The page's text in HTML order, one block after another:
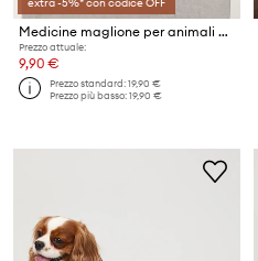
Medicine maglione per animali domestici
Prezzo attuale:
9,90 €
Prezzo standard:19,90 €
Prezzo più basso:19,90 €